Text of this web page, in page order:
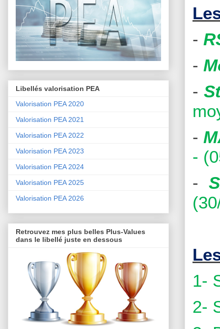
-
-
-
-
-
-
1-
2-
Libellés valorisation PEA
Valorisation PEA 2020
Valorisation PEA 2021
Valorisation PEA 2022
Valorisation PEA 2023
Valorisation PEA 2024
Valorisation PEA 2025
Valorisation PEA 2026
Retrouvez mes plus belles Plus-Values
dans le libellé juste en dessous